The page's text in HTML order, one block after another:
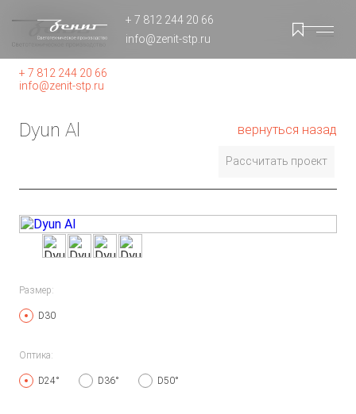
+ 7 812 244 20 66
info@zenit-stp.ru
+ 7 812 244 20 66
info@zenit-stp.ru
Dyun Al
Рассчитать проект
вернуться назад
Размер:
D30
Оптика:
D24° D36° D50°